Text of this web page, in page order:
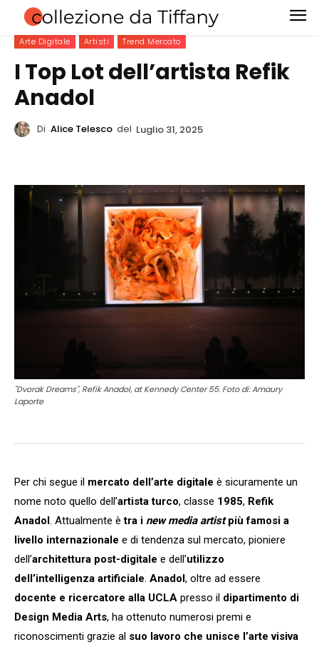
Arte Digitale Artisti Trend Mercato
I Top Lot dell’artista Refik
Anadol
Di Alice Telesco del Luglio 31, 2025
"Dvorak Dreams", Refik Anadol, at Kennedy Center 55. Foto di: Amaury
Laporte
Per chi segue il mercato dell’arte digitale è sicuramente un
nome noto quello dell’artista turco, classe 1985, Refik
Anadol . Attualmente ètra i new media artistpiù famosi a
livello internazionale e di tendenza sul mercato, pioniere
dell’architettura post-digitale e dell’utilizzo
dell’intelligenza artificiale Anadol, oltre ad essere
docente e ricercatore alla UCLA presso il dipartimento di
Design Media Arts, ha ottenuto numerosi premi e
riconoscimenti grazie al suo lavoro che unisce l’arte visiva